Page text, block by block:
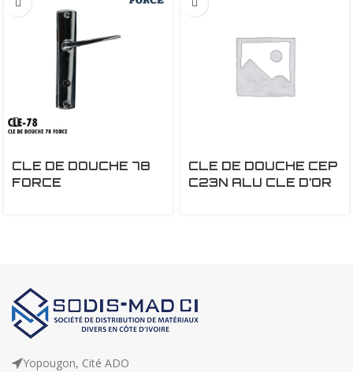
CLE DE DOUCHE 78
FORCE
CLE DE DOUCHE CEP
C23N ALU CLE D’OR
Yopougon, Cité ADO